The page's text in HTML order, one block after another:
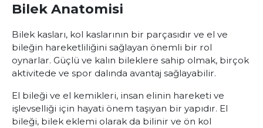
Bilek Anatomisi
Bilek kasları, kol kaslarının bir parçasıdır ve el ve
bileğin hareketliliğini sağlayan önemli bir rol
oynarlar. Güçlü ve kalın bileklere sahip olmak, birçok
aktivitede ve spor dalında avantaj sağlayabilir.
El bileği ve el kemikleri, insan elinin hareketi ve
işlevselliği için hayati önem taşıyan bir yapıdır. El
bileği, bilek eklemi olarak da bilinir ve ön kol